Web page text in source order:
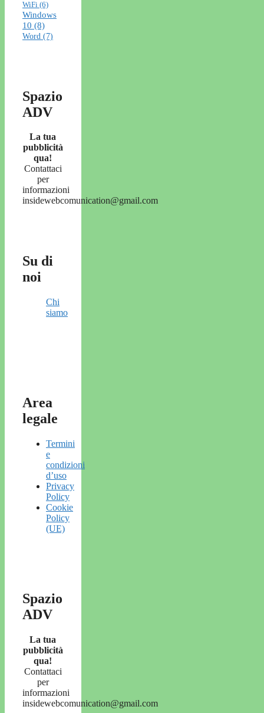
WiFi (6)
Windows
10 (8)
Word (7)
Spazio
ADV
La tua
pubblicità
qua!
Contattaci
per
informazioni
insidewebcomunication@gmail.com
Su di
noi
Chi
siamo
Area
legale
Termini
e
condizioni
d’uso
Privacy
Policy
Cookie
Policy
(UE)
Spazio
ADV
La tua
pubblicità
qua!
Contattaci
per
informazioni
insidewebcomunication@gmail.com